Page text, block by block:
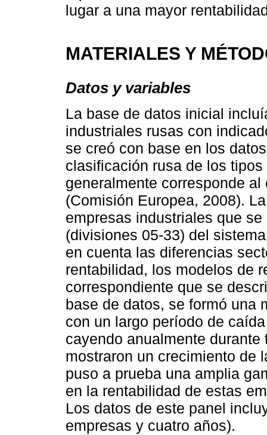
lugar a una mayor
MATERIALES Y
Datos y variables
La base de datos inicial
industriales rusas con
se creó con base en los
clasificación rusa de los
generalmente corresponde
(Comisión Europea, 2008).
empresas industriales que
(divisiones 05-33) del
en cuenta las diferencias
rentabilidad, los modelos de
correspondiente que se
base de datos, se formó una
con un largo período de
cayendo anualmente
mostraron un crecimiento de
puso a prueba una amplia
en la rentabilidad de estas
Los datos de este panel
empresas y cuatro años).